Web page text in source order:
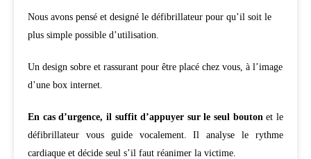
Nous avons pensé et designé le défibrillateur pour qu’il soit le
plus simple possible d’utilisation.
Un design sobre et rassurant pour être placé chez vous, à l’image
d’une box internet.
En cas d’urgence, il suffit d’appuyer sur le seul bouton et le
défibrillateur vous guide vocalement. Il analyse le rythme
cardiaque et décide seul s’il faut réanimer la victime.